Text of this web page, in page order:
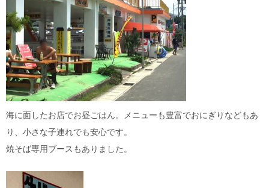
海に面したお店でお昼ごはん。メニューも豊富でおにぎりなどもあ
り、小さな子連れでも安心です。
焼そば専用ブースもありました。